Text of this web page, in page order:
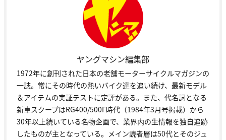
ヤングマシン編集部
1972年に創刊された日本の老舗モーターサイクルマガジンの
一誌。常にその時代の熱いバイク達を追い続け、最新モデル
＆アイテムの実証テストに定評がある。また、代名詞となる
新車スクープはRG400/500Γ時代（1984年3月号掲載）から
30年以上続いている名物企画で、業界内の生情報を独自追跡
したものが主となっている。メイン読者層は50代とそのジュ